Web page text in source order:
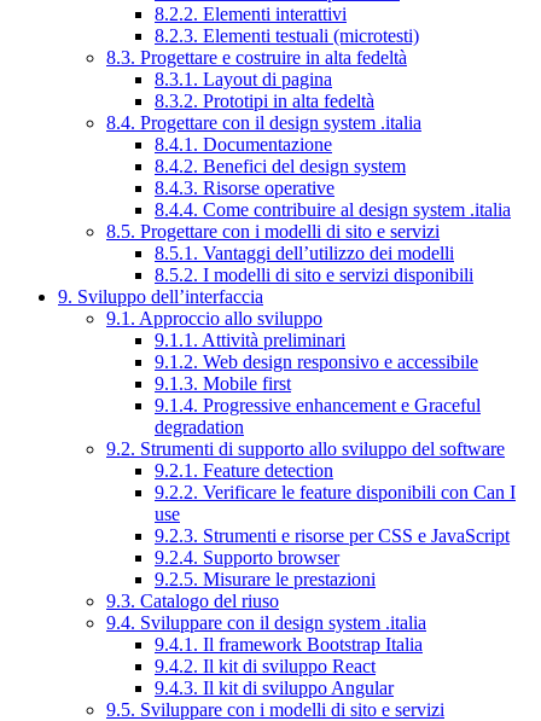
8.2.2. Elementi interattivi
8.2.3. Elementi testuali (microtesti)
8.3. Progettare e costruire in alta fedeltà
8.3.1. Layout di pagina
8.3.2. Prototipi in alta fedeltà
8.4. Progettare con il design system .italia
8.4.1. Documentazione
8.4.2. Benefici del design system
8.4.3. Risorse operative
8.4.4. Come contribuire al design system .italia
8.5. Progettare con i modelli di sito e servizi
8.5.1. Vantaggi dell’utilizzo dei modelli
8.5.2. I modelli di sito e servizi disponibili
9. Sviluppo dell’interfaccia
9.1. Approccio allo sviluppo
9.1.1. Attività preliminari
9.1.2. Web design responsivo e accessibile
9.1.3. Mobile first
9.1.4. Progressive enhancement e Graceful
degradation
9.2. Strumenti di supporto allo sviluppo del software
9.2.1. Feature detection
9.2.2. Verificare le feature disponibili con Can I
use
9.2.3. Strumenti e risorse per CSS e JavaScript
9.2.4. Supporto browser
9.2.5. Misurare le prestazioni
9.3. Catalogo del riuso
9.4. Sviluppare con il design system .italia
9.4.1. Il framework Bootstrap Italia
9.4.2. Il kit di sviluppo React
9.4.3. Il kit di sviluppo Angular
9.5. Sviluppare con i modelli di sito e servizi